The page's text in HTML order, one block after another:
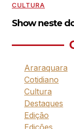
CULTURA
Show neste
Araraquara
Cotidiano
Cultura
Destaques
Edição
Edições